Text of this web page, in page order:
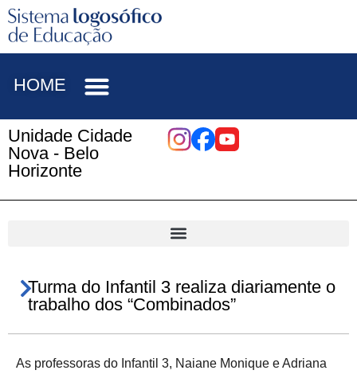
HOME
Unidade Cidade
Nova - Belo
Horizonte
Turma do Infantil 3 realiza diariamente o
trabalho dos “Combinados”
As professoras do Infantil 3, Naiane Monique e Adriana